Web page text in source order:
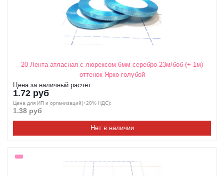
20 Лента атласная с люрексом 6мм серебро 23м/боб (+-1м)
оттенок Ярко-голубой
Цена за наличный расчет
1.72 руб
Цена для ИП и организаций(+20% НДС);
1.38 руб
Нет в наличии